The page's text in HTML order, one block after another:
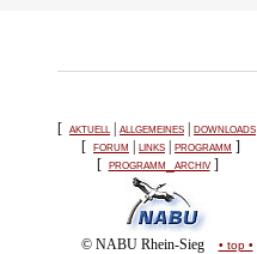
[ aktuell| allgemeines downloads
[ forum links programm ]
[ programm_archiv ]
© NABU Rhein-Sieg • top •